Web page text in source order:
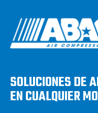
SOLUCIONES DE
EN CUALQUIER